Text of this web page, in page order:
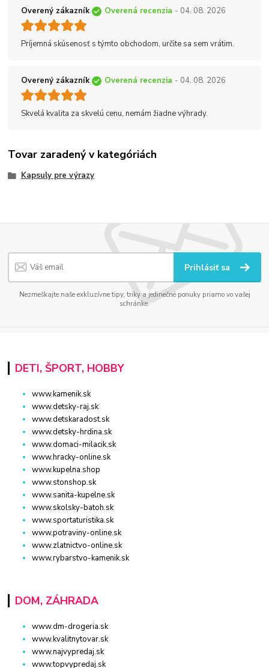
Overený zákazník Overená recenzia - 04. 08. 2026
Príjemná skúsenosť s týmto obchodom, určite sa sem vrátim.
Overený zákazník Overená recenzia - 04. 08. 2026
Skvelá kvalita za skvelú cenu, nemám žiadne výhrady.
Tovar zaradený v kategóriách
Kapsuly pre výrazy
Prihlásiť sa
Nezmeškajte naše exkluzívne tipy, triky a jedinečné ponuky priamo vo vašej
schránke.
DETI, ŠPORT, HOBBY
www.kamenik.sk
www.detsky-raj.sk
www.detskaradost.sk
www.detsky-hrdina.sk
www.domaci-milacik.sk
www.hracky-online.sk
www.kupelna.shop
www.stonshop.sk
www.sanita-kupelne.sk
www.skolsky-batoh.sk
www.sportaturistika.sk
www.potraviny-online.sk
www.zlatnictvo-online.sk
www.rybarstvo-kamenik.sk
DOM, ZÁHRADA
www.dm-drogeria.sk
www.kvalitnytovar.sk
www.najvypredaj.sk
www.topvypredaj.sk